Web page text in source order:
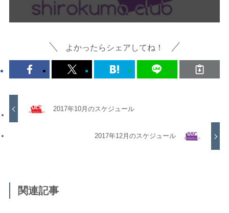
よかったらシェアしてね！
2017年10月のスケジュール
2017年12月のスケジュール
関連記事